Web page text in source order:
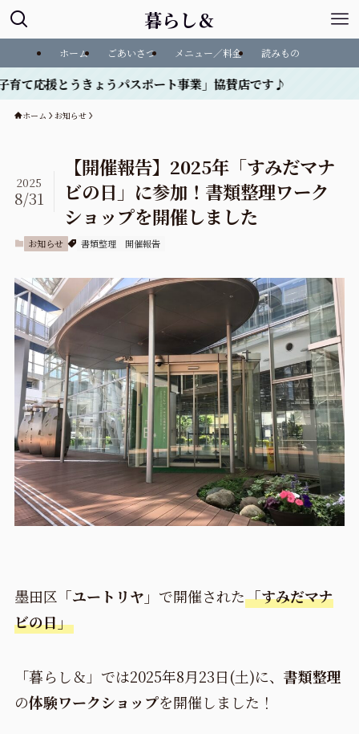
暮らし＆
ホーム ごあいさつ メニュー／料金 読みもの
とうきょうパスポート事業」協賛店です♪
ホーム お知らせ
【開催報告】2025年「すみだマナ
ビの日」に参加！書類整理ワーク
ショップを開催しました
2025
8/31
お知らせ 書類整理 開催報告
墨田区 「ユートリヤ」 で開催された「すみだマナ
ビの日」
「暮らし＆」では2025年8月23日(土)に、 書類整理
の体験ワークショップを開催しました！